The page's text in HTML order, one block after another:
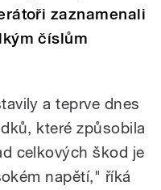
zaznamenali
číslům
a teprve dnes
které způsobila
celkových škod je
napětí," říká